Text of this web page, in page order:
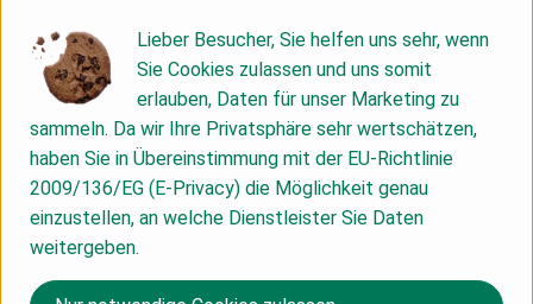
Herkunft
Hersteller: Biotropic
Dominikanische Republik
Lieber Besucher, Sie helfen uns sehr, wenn
Sie Cookies zulassen und uns somit
erlauben, Daten für unser Marketing zu
sammeln. Da wir Ihre Privatsphäre sehr wertschätzen,
haben Sie in Übereinstimmung mit der EU-Richtlinie
2009/136/EG (E-Privacy) die Möglichkeit genau
einzustellen, an welche Dienstleister Sie Daten
weitergeben.